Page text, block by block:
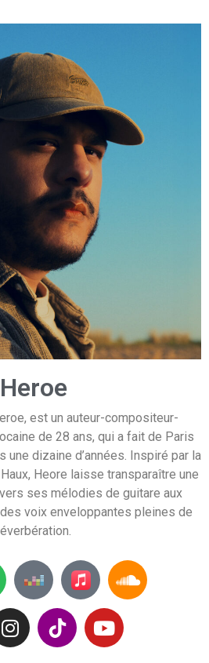
Heroe
est un auteur-compositeur-
de 28 ans, qui a fait de Paris
une dizaine d’années. Inspiré par la
Heore laisse transparaître une
ses mélodies de guitare aux
voix enveloppantes pleines de